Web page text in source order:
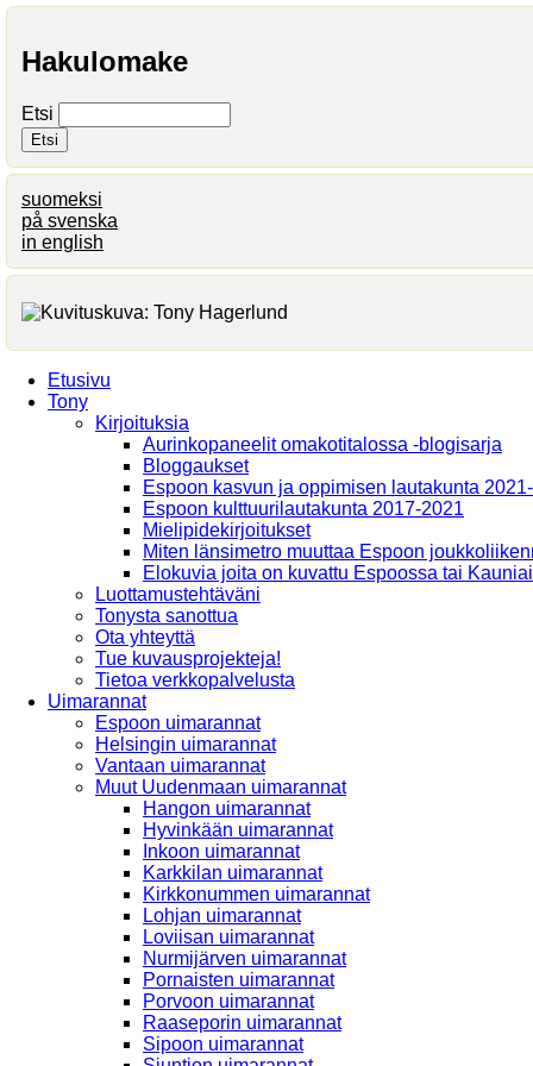
Hakulomake
Etsi
suomeksi
på svenska
in english
Etusivu
Tony
Kirjoituksia
Aurinkopaneelit omakotitalossa -blogisarja
Bloggaukset
Espoon kasvun ja oppimisen lautakunta
Espoon kulttuurilautakunta 2017-2021
Mielipidekirjoitukset
Miten länsimetro muuttaa Espoon
Elokuvia joita on kuvattu Espoossa tai
Luottamustehtäväni
Tonysta sanottua
Ota yhteyttä
Tue kuvausprojekteja!
Tietoa verkkopalvelusta
Uimarannat
Espoon uimarannat
Helsingin uimarannat
Vantaan uimarannat
Muut Uudenmaan uimarannat
Hangon uimarannat
Hyvinkään uimarannat
Inkoon uimarannat
Karkkilan uimarannat
Kirkkonummen uimarannat
Lohjan uimarannat
Loviisan uimarannat
Nurmijärven uimarannat
Pornaisten uimarannat
Porvoon uimarannat
Raaseporin uimarannat
Sipoon uimarannat